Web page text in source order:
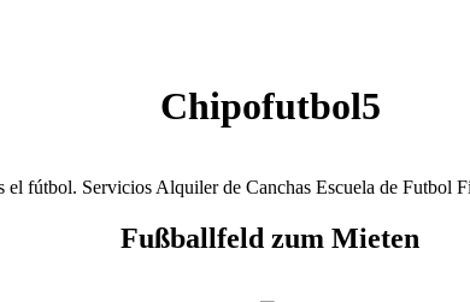
Chipofutbol5
el fútbol. Servicios Alquiler de Canchas Escuela de Futbol
Fußballfeld zum Mieten